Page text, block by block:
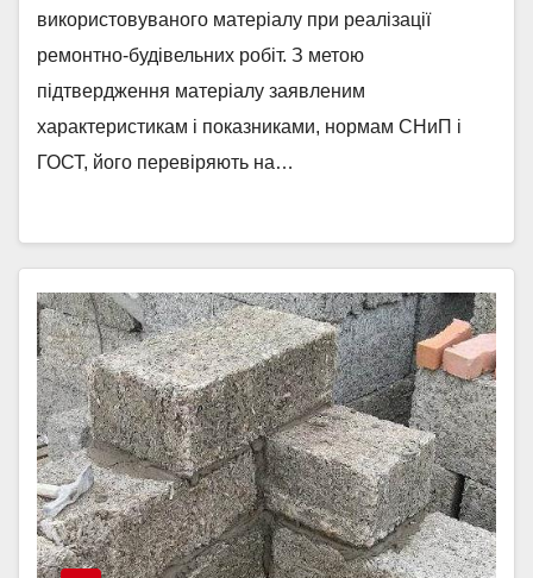
використовуваного матеріалу при реалізації
ремонтно-будівельних робіт. З метою
підтвердження матеріалу заявленим
характеристикам і показниками, нормам СНиП і
ГОСТ, його перевіряють на…